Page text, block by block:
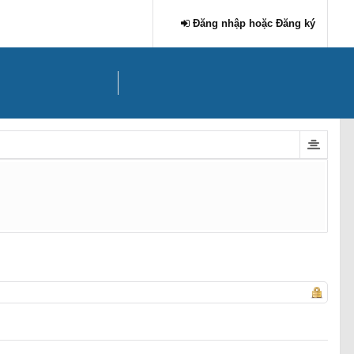
Đăng nhập hoặc Đăng ký